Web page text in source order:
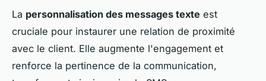
La personnalisation des messages texte est
cruciale pour instaurer une relation de proximité
avec le client. Elle augmente l'engagement et
renforce la pertinence de la communication,